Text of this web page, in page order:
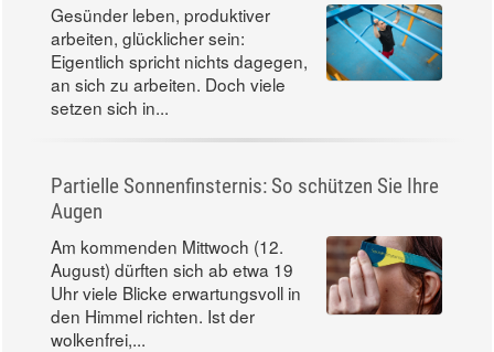
Gesünder leben, produktiver
arbeiten, glücklicher sein:
Eigentlich spricht nichts dagegen,
an sich zu arbeiten. Doch viele
setzen sich in...
Partielle Sonnenfinsternis: So schützen Sie Ihre
Augen
Am kommenden Mittwoch (12.
August) dürften sich ab etwa 19
Uhr viele Blicke erwartungsvoll in
den Himmel richten. Ist der
wolkenfrei,...